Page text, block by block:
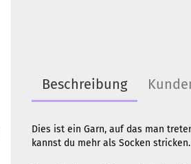
Beschreibung
Dies ist ein Garn, auf das man
kannst du mehr als Socken stricken.